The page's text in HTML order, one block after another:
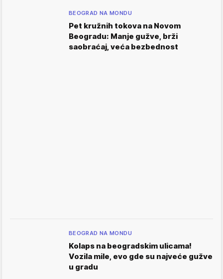
BEOGRAD NA MONDU
Pet kružnih tokova na Novom
Beogradu: Manje gužve, brži
saobraćaj, veća bezbednost
BEOGRAD NA MONDU
Kolaps na beogradskim ulicama!
Vozila mile, evo gde su najveće gužve
u gradu